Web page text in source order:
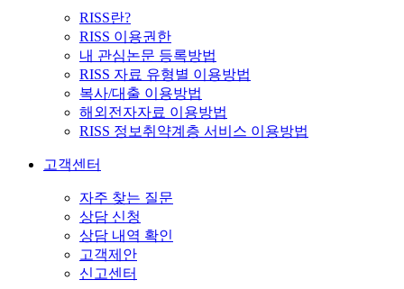
RISS란?
RISS 이용권한
내 관심논문 등록방법
RISS 자료 유형별 이용방법
복사/대출 이용방법
해외전자자료 이용방법
RISS 정보취약계층 서비스 이용방법
고객센터
자주 찾는 질문
상담 신청
상담 내역 확인
고객제안
신고센터